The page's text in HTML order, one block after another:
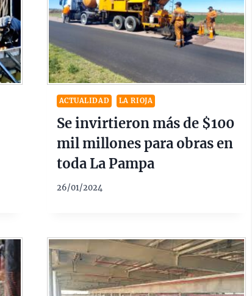
ACTUALIDAD LA RIOJA
Se invirtieron más de $100
mil millones para obras en
toda La Pampa
26/01/2024